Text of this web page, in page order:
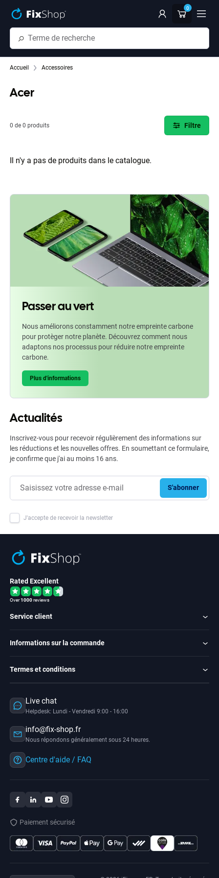
0
Accueil Accessoires
Acer
0 de 0 produits Filtre
Il n'y a pas de produits dans le catalogue.
Passer au vert
Nous améliorons constamment notre empreinte carbone
pour protèger notre planète. Découvrez comment nous
adaptons nos processus pour réduire notre empreinte
carbone.
Plus d'informations
Actualités
Inscrivez-vous pour recevoir régulièrement des informations sur
les réductions et les nouvelles offres. En soumettant ce formulaire,
je confirme que j'ai au moins 16 ans.
S'abonner
J'accepte de recevoir la newsletter
Rated Excellent
Over1000reviews
Service client
Informations sur la commande
Termes et conditions
Live chat
Helpdesk: Lundi - Vendredi 9:00 - 16:00
info@fix-shop.fr
Nous répondons généralement sous 24 heures.
Centre d'aide / FAQ
Paiement sécurisé